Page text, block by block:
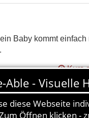
Baby kommt einfach
Kurs